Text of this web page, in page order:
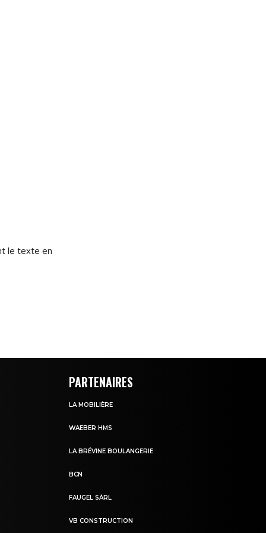
le texte en
PARTENAIRES
LA MOBILIÈRE
WAEBER HMS
LA BRÉVINE BOULANGERIE
BCN
FAUGEL SÀRL
VB CONSTRUCTION